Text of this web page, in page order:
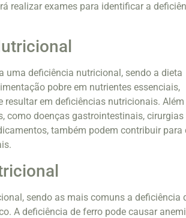
realizar exames para identificar a
uma deficiência nutricional, sendo a dieta
pobre em nutrientes essenciais,
em deficiências nutricionais. Além
como doenças gastrointestinais, cirurgias
também podem contribuir para
sendo as mais comuns a deficiência
A deficiência de ferro pode causar